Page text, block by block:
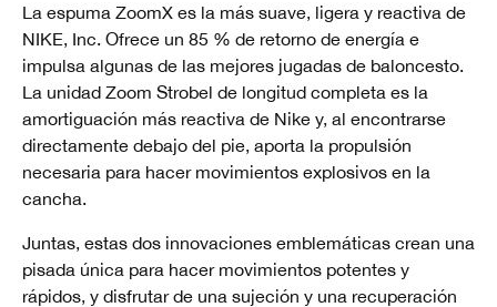
La espuma ZoomX es la más suave, ligera y reactiva de
NIKE, Inc. Ofrece un 85 % de retorno de energía e
impulsa algunas de las mejores jugadas de baloncesto.
La unidad Zoom Strobel de longitud completa es la
amortiguación más reactiva de Nike y, al encontrarse
directamente debajo del pie, aporta la propulsión
necesaria para hacer movimientos explosivos en la
cancha.
Juntas, estas dos innovaciones emblemáticas crean una
pisada única para hacer movimientos potentes y
rápidos, y disfrutar de una sujeción y una recuperación